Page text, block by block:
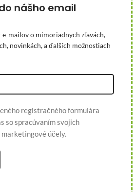
nášho email
e-mailov o mimoriadnych zľavách,
novinkách, a ďalších možnostiach
registračného formulára
so spracúvaním svojich
marketingové účely.